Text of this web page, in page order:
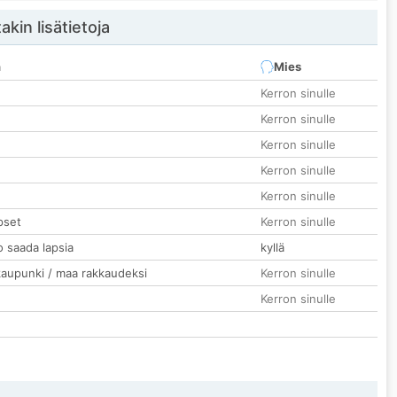
lisätietoja
Mies
Kerron sinulle
Kerron sinulle
Kerron sinulle
Kerron sinulle
Kerron sinulle
Kerron sinulle
saada lapsia
kyllä
/ maa rakkaudeksi
Kerron sinulle
Kerron sinulle